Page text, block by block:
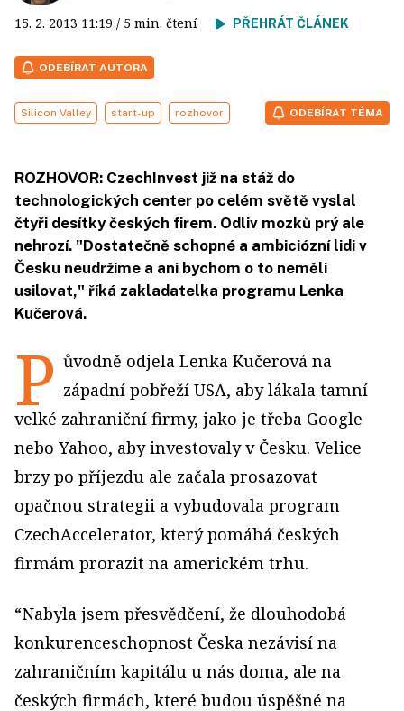
15. 2. 2013 11:19 / 5 min. čtení PŘEHRÁT ČLÁNEK
ODEBÍRAT AUTORA
Silicon Valley start-up rozhovor ODEBÍRAT TÉMA
ROZHOVOR: CzechInvest již na stáž do
technologických center po celém světě vyslal
čtyři desítky českých firem. Odliv mozků prý ale
nehrozí. "Dostatečně schopné a ambiciózní lidi v
Česku neudržíme a ani bychom o to neměli
usilovat," říká zakladatelka programu Lenka
Kučerová.
P ůvodně odjela Lenka Kučerová na
západní pobřeží USA, aby lákala tamní
velké zahraniční firmy, jako je třeba Google
nebo Yahoo, aby investovaly v Česku. Velice
brzy po příjezdu ale začala prosazovat
opačnou strategii a vybudovala program
CzechAccelerator, který pomáhá českých
firmám prorazit na americkém trhu.
“Nabyla jsem přesvědčení, že dlouhodobá
konkurenceschopnost Česka nezávisí na
zahraničním kapitálu u nás doma, ale na
českých firmách, které budou úspěšné na